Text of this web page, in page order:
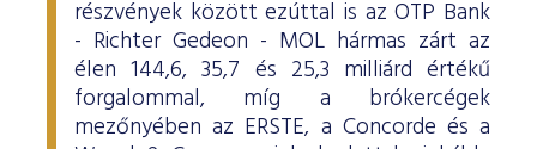
részvények között ezúttal is az OTP Bank
- Richter Gedeon - MOL hármas zárt az
élen 144,6, 35,7 és 25,3 milliárd értékű
forgalommal, míg a brókercégek
mezőnyében az ERSTE, a Concorde és a